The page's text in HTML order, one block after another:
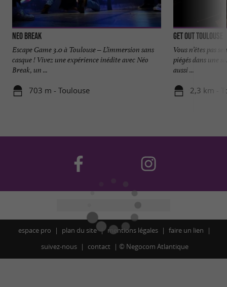
Neo Break
Escape Game 3.0 à Toulouse – L’immersion sans
casque ! Vivez une expérience inédite avec Néo
Break, un ...
703 m - Toulouse
Get Out Toulouse
Vous n’êtes pas
piégés dans une
aussi ...
2,3 km -
espace pro plan du site mentions légales
faire un lien
suivez-nous
contact © Negocom Atlantique